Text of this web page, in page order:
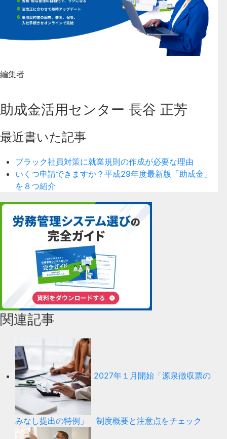
編集者
助成金活用センター 長谷 正芳
最近書いた記事
ブラック社員対策に就業規則の作成が必要な理由
いくつ申請できますか？平成29年度最新版「助成金」
を８つ紹介
関連記事
2027年１月開始「源泉徴収票の
みなし提出の特例」 制度概要と注意点をチェック